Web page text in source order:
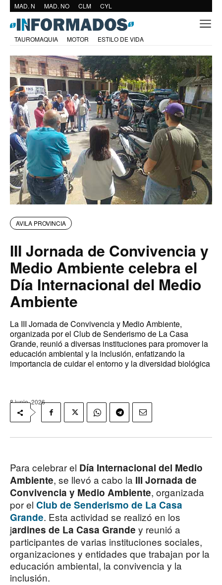
MAD. N MAD. NO CLM CYL
TAUROMAQUIA MOTOR ESTILO DE VIDA
AVILA PROVINCIA
III Jornada de Convivencia y
Medio Ambiente celebra el
Día Internacional del Medio
Ambiente
La III Jornada de Convivencia y Medio Ambiente,
organizada por el Club de Senderismo de La Casa
Grande, reunió a diversas instituciones para promover la
educación ambiental y la inclusión, enfatizando la
importancia de cuidar el entorno y la diversidad biológica
8 junio, 2026
Para celebrar el Día Internacional del Medio
Ambiente, se llevó a cabo la III Jornada de
Convivencia y Medio Ambiente, organizada
por el Club de Senderismo de La Casa
Grande. Esta actividad se realizó en los
jardines de La Casa Grande y reunió a
participantes de varias instituciones sociales,
organizaciones y entidades que trabajan por la
educación ambiental, la convivencia y la
inclusión.